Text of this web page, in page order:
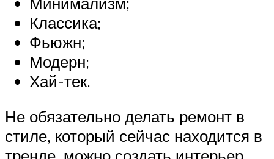
Классика;
Фьюжн;
Модерн;
Хай-тек.
Не обязательно делать ремонт в
стиле, который сейчас находится в